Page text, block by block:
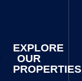
EXPLORE
OUR
PROPERTIES